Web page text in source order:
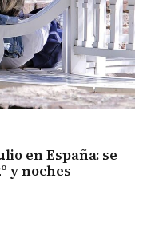
en España: se
y noches